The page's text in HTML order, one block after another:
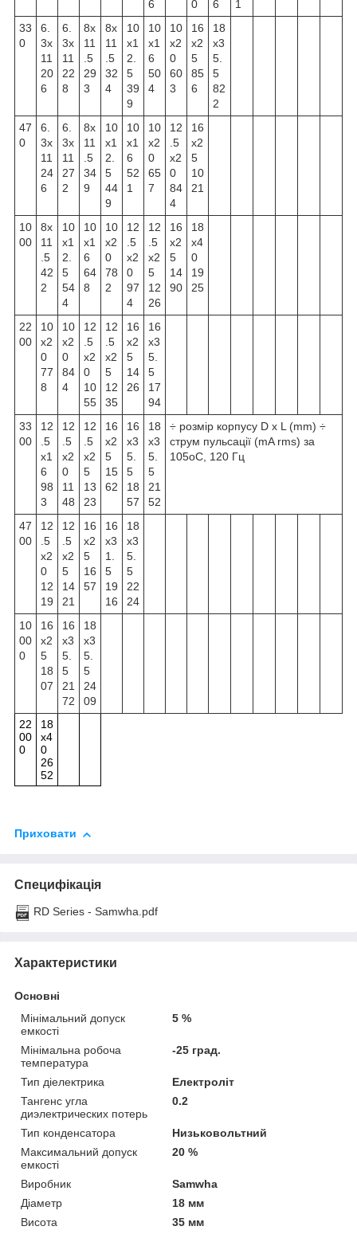
6 0 6
1
33
0
6.
3x
11
20
6
6.
3x
11
22
8
8x
11
.5
29
3
8x
11
.5
32
4
10
x1
2.
5
39
9
10
x1
6
50
4
10
x2
0
60
3
16
x2
5
85
6
18
x3
5.
5
82
2
47
0
6.
3x
11
24
6
6.
3x
11
27
2
8x
11
.5
34
9
10
x1
2.
5
44
9
10
x1
6
52
1
10
x2
0
65
7
12
.5
x2
0
84
4
16
x2
5
10
21
10
00
8x
11
.5
42
2
10
x1
2.
5
54
4
10
x1
6
64
8
10
x2
0
78
2
12
.5
x2
0
97
4
12
.5
x2
5
12
26
16
x2
5
14
90
18
x4
0
19
25
22
00
10
x2
0
77
8
10
x2
0
84
4
12
.5
x2
0
10
55
12
.5
x2
5
12
35
16
x2
5
14
26
16
x3
5.
5
17
94
33
00
12
.5
x1
6
98
3
12
.5
x2
0
11
48
12
.5
x2
5
13
23
16
x2
5
15
62
16
x3
5.
5
18
57
18
x3
5.
5
21
52
÷ розмір корпусу D x L (mm) ÷
струм пульсації (mA rms) за
105оС, 120 Гц
47
00
12
.5
x2
0
12
19
12
.5
x2
5
14
21
16
x2
5
16
57
16
x3
1.
5
19
16
18
x3
5.
5
22
24
10
00
0
16
x2
5
18
07
16
x3
5.
5
21
72
18
x3
5.
5
24
09
22
00
0
18
x4
0
26
52
Приховати
Специфікація
RD Series - Samwha.pdf
Характеристики
Основні
Мінімальний допуск
емкості
5 %
Мінімальна робоча
температура
-25 град.
Тип діелектрика
Електроліт
Тангенс угла
диэлектрических потерь
0.2
Тип конденсатора
Низьковольтний
Максимальний допуск
емкості
20 %
Виробник
Samwha
Діаметр
18 мм
Висота
35 мм